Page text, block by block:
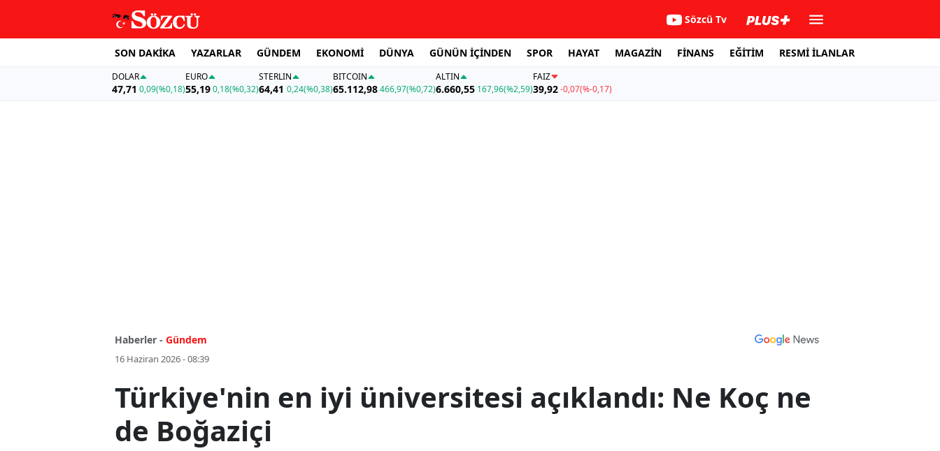
Sözcü Tv
SON DAKİKA YAZARLAR GÜNDEM EKONOMİ DÜNYA GÜNÜN İÇİNDEN SPOR HAYAT MAGAZİN FİNANS EĞİTİM RESMİ İLANLAR
DOLAR
47,71 0,09(%0,18)
EURO
55,19 0,18(%0,32)
STERLIN
64,41 0,24(%0,38)
BITCOIN
65.112,98466,97(%0,72)
ALTIN
6.660,55 167,96(%2,59)
FAİZ
39,92-0,07(%-0,17)
Haberler - Gündem
16 Haziran 2026 - 08:39
Türkiye'nin en iyi üniversitesi açıklandı: Ne Koç ne
de Boğaziçi